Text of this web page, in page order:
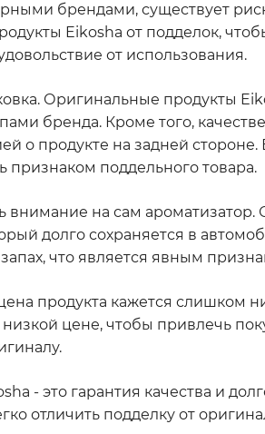
брендами, существует
Eikosha от подделок,
от использования.
Оригинальные продукты
бренда. Кроме того,
о продукте на задней стороне.
признаком поддельного товара.
внимание на сам
долго сохраняется в
что является явным
продукта кажется слишком
цене, чтобы привлечь
- это гарантия качества и
отличить подделку от